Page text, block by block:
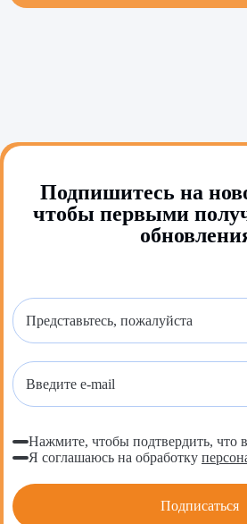
Подпишитесь на
чтобы первыми
Нажмите, чтобы подтвердить, что
Я соглашаюсь на обработку